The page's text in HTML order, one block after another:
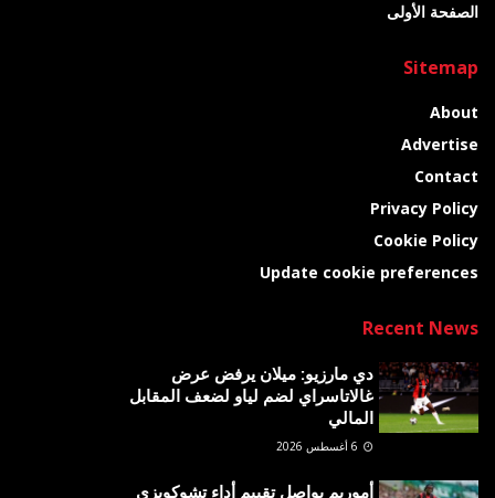
الصفحة الأولى
Sitemap
About
Advertise
Contact
Privacy Policy
Cookie Policy
Update cookie preferences
Recent News
دي مارزيو: ميلان يرفض عرض
غالاتاسراي لضم لياو لضعف المقابل
المالي
أموريم يواصل تقييم أداء تشوكويزي